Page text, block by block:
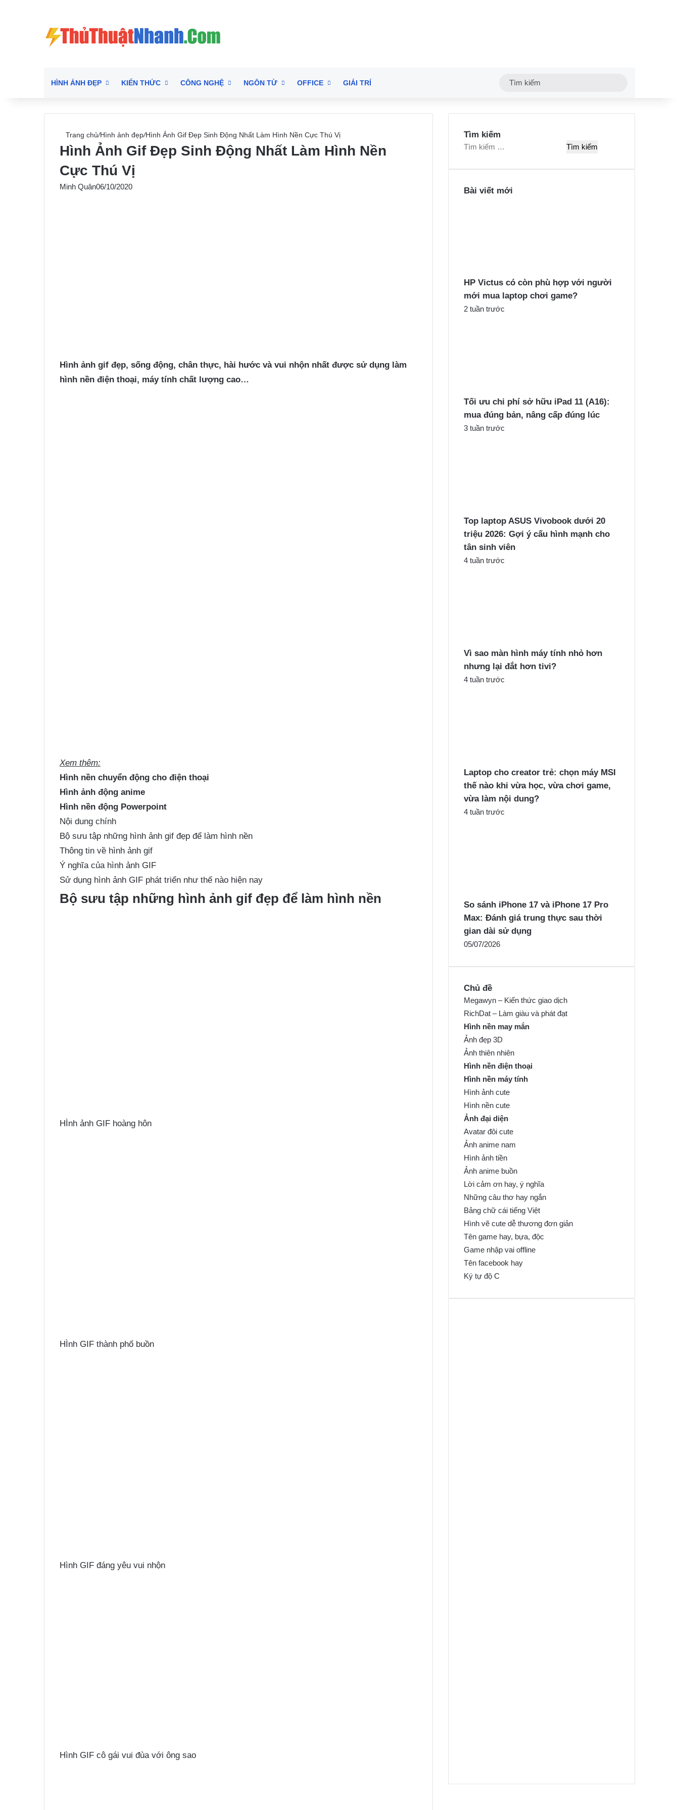
HÌNH ẢNH ĐẸP KIẾN THỨC CÔNG NGHỆ NGÔN TỪ OFFICE GIẢI TRÍ
Trang chủ/Hình ảnh đẹp/Hình Ảnh Gif Đẹp Sinh Động Nhất Làm Hình Nền Cực Thú Vị
Hình Ảnh Gif Đẹp Sinh Động Nhất Làm Hình Nền
Cực Thú Vị
Minh Quân06/10/2020
Hình ảnh gif đẹp, sống động, chân thực, hài hước và vui nhộn nhất được sử dụng làm
hình nền điện thoại, máy tính chất lượng cao…
Xem thêm:
Hình nền chuyển động cho điện thoại
Hình ảnh động anime
Hình nền động Powerpoint
Nội dung chính
Bộ sưu tập những hình ảnh gif đẹp để làm hình nền
Thông tin về hình ảnh gif
Ý nghĩa của hình ảnh GIF
Sử dụng hình ảnh GIF phát triển như thế nào hiện nay
Bộ sưu tập những hình ảnh gif đẹp để làm hình nền
HÌnh ảnh GIF hoàng hôn
HÌnh GIF thành phố buồn
Hình GIF đáng yêu vui nhộn
Hình GIF cô gái vui đùa với ông sao
Tìm kiếm
T
k
:
Bài viết mới
HP Victus có còn phù hợp với người
mới mua laptop chơi game?
2 tuần trước
Tối ưu chi phí sở hữu iPad 11 (A16):
mua đúng bản, nâng cấp đúng lúc
3 tuần trước
Top laptop ASUS Vivobook dưới 20
triệu 2026: Gợi ý cấu hình mạnh cho
tân sinh viên
4 tuần trước
Vì sao màn hình máy tính nhỏ hơn
nhưng lại đắt hơn tivi?
4 tuần trước
Laptop cho creator trẻ: chọn máy MSI
thế nào khi vừa học, vừa chơi game,
vừa làm nội dung?
4 tuần trước
So sánh iPhone 17 và iPhone 17 Pro
Max: Đánh giá trung thực sau thời
gian dài sử dụng
05/07/2026
Chủ đề
Megawyn – Kiến thức giao dịch
RichDat – Làm giàu và phát đạt
Hình nền may mắn
Ảnh đẹp 3D
Ảnh thiên nhiên
Hình nền điện thoại
Hình nền máy tính
Hình ảnh cute
Hình nền cute
Ảnh đại diện
Avatar đôi cute
Ảnh anime nam
Hình ảnh tiền
Ảnh anime buồn
Lời cảm ơn hay, ý nghĩa
Những câu thơ hay ngắn
Bảng chữ cái tiếng Việt
Hình vẽ cute dễ thương đơn giản
Tên game hay, bựa, độc
Game nhập vai offline
Tên facebook hay
Ký tự độ C